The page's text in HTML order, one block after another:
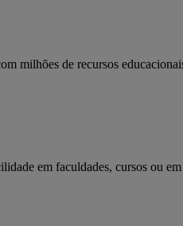
milhões de recursos
em faculdades, cursos ou